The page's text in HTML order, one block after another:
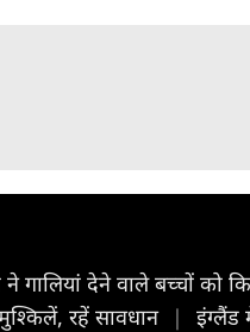
ने गालियां देने वाले बच्चों को
रहें सावधान |
इंग्लैंड